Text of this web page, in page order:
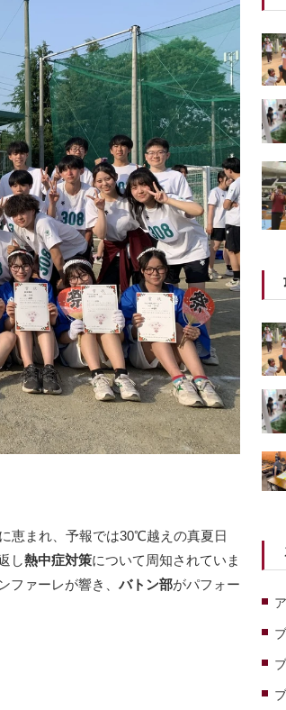
恵まれ、予報では30℃越えの真夏日
し熱中症対策について周知されていま
ファーレが響き、 バトン部がパフォー